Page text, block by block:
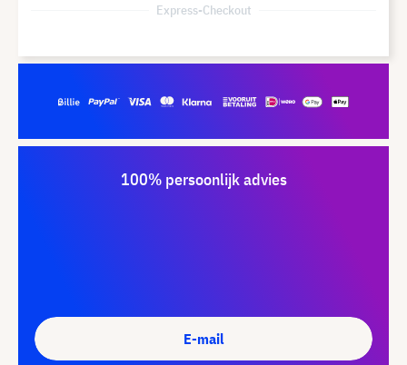
Express-Checkout
100% persoonlijk advies
E-mail